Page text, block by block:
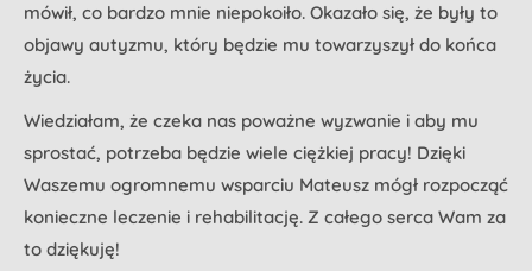
mówił, co bardzo mnie niepokoiło. Okazało się, że były to
objawy autyzmu, który będzie mu towarzyszył do końca
życia.
Wiedziałam, że czeka nas poważne wyzwanie i aby mu
sprostać, potrzeba będzie wiele ciężkiej pracy! Dzięki
Waszemu ogromnemu wsparciu Mateusz mógł rozpocząć
konieczne leczenie i rehabilitację. Z całego serca Wam za
to dziękuję!